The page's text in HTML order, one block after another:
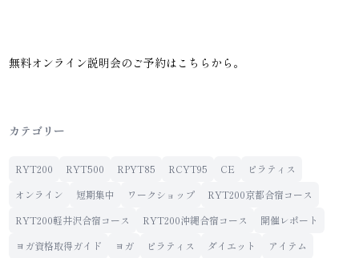
無料オンライン説明会のご予約は こちら から。
カテゴリー
RYT200 RYT500 RPYT85 RCYT95 CE
ピラティス
オンライン
短期集中 ワークショップ
RYT200京都合宿コース
RYT200軽井沢合宿コース
RYT200沖縄合宿コース
開催レポート
ヨガ資格取得ガイド
ヨガ ピラティス ダイエット
アイテム